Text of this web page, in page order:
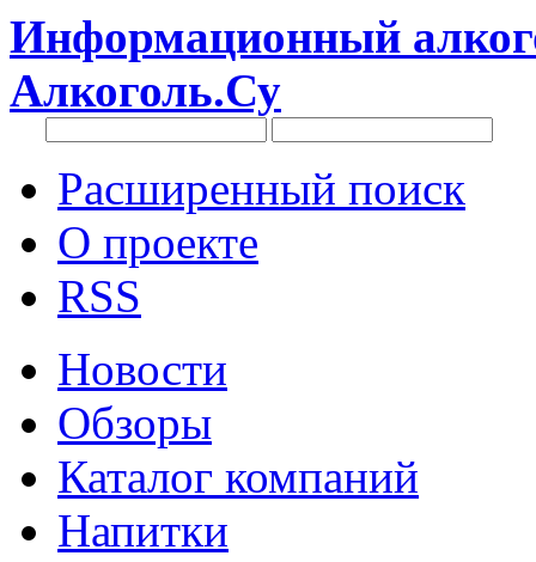
Информационный
Алкоголь.Су
Расширенный поиск
О проекте
RSS
Новости
Обзоры
Каталог компаний
Напитки